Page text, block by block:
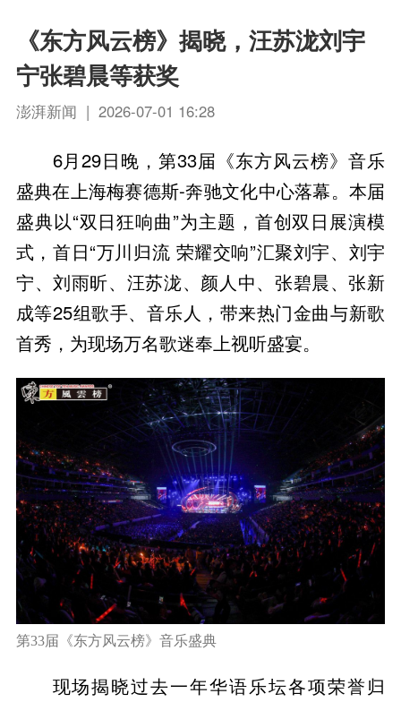
《东方风云榜》揭晓，汪苏泷刘宇
宁张碧晨等获奖
澎湃新闻 | 2026-07-01 16:28
6月29日晚，第33届《东方风云榜》音乐
盛典在上海梅赛德斯-奔驰文化中心落幕。本届
盛典以“双日狂响曲”为主题，首创双日展演模
式，首日“万川归流 荣耀交响”汇聚刘宇、刘宇
宁、刘雨昕、汪苏泷、颜人中、张碧晨、张新
成等25组歌手、音乐人，带来热门金曲与新歌
首秀，为现场万名歌迷奉上视听盛宴。
第33届《东方风云榜》音乐盛典
现场揭晓过去一年华语乐坛各项荣誉归